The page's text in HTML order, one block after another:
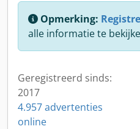
Opmerking:
alle informatie te
Geregistreerd sinds:
2017
4.957 advertenties
online